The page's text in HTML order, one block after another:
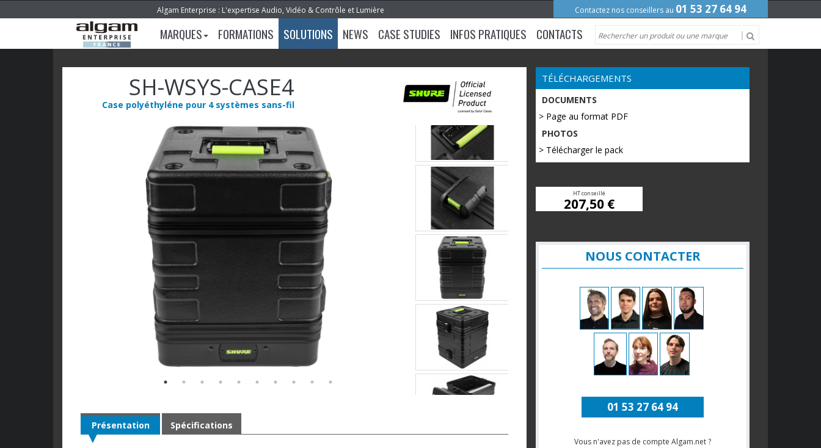
Algam Enterprise : L'expertise Audio, Vidéo & Contrôle et Lumière Contactez nos conseillers au 01 53 27 64 94
MARQUES FORMATIONS SOLUTIONS NEWS CASE STUDIES INFOS PRATIQUES CONTACTS
SH-WSYS-CASE4
Case polyéthyléne pour 4 systèmes sans-fil
Présentation Spécifications
TÉLÉCHARGEMENTS
DOCUMENTS
> Page au format PDF
PHOTOS
> Télécharger le pack
HT conseillé
207,50 €
NOUS CONTACTER
01 53 27 64 94
Vous n'avez pas de compte Algam.net ?